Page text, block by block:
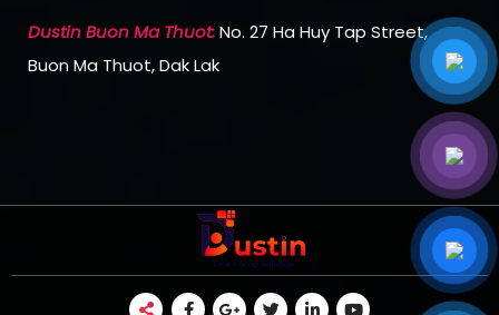
Dustin Buon Ma Thuot:No. 27 Ha Huy Tap Street,
Buon Ma Thuot, Dak Lak